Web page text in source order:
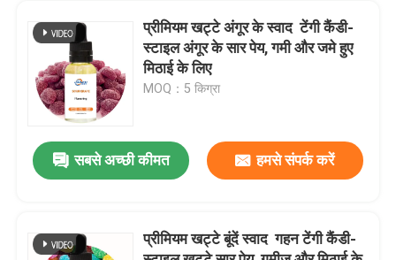
कारखाने का दौरा
गुणवत्ता नियंत्रण
हमसे संपर्क करें
खाद्य पदार्थों के स्वाद
प्रीमियम खट्टे अंगूर के स्वाद ️ टेंगी कैंडी-
स्टाइल अंगूर के सार पेय, गमी और जमे हुए
मिठाई के लिए
MOQ：5 किग्रा
सबसे अच्छी कीमत हमसे संपर्क करें
प्रीमियम खट्टे बूंदें स्वाद ️ गहन टेंगी कैंडी-